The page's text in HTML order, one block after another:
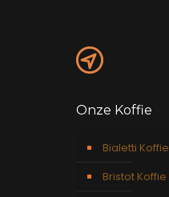
Onze Koffie
Bialetti Koffie
Bristot Koffie